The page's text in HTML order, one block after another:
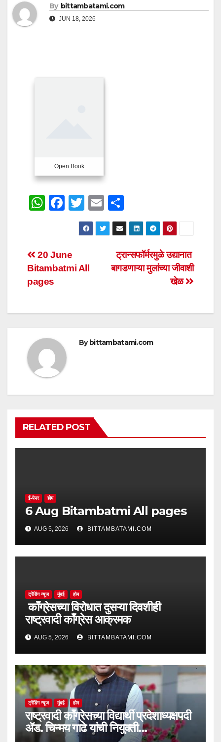
By bittambatami.com
JUN 18, 2026
Open Book
W
s
A
p
F
e
b
k
T
wi
tt
E
m
ail
h
ar
e
Post
navigation
ट्रान्सफॉर्मरमुळे उद्यानात
बागडणाऱ्या मुलांच्या जीवाशी
खेळ
20 June
Bitambatmi All
pages
By bittambatami.com
RELATED POST
ई-पेपर होम
6 Aug Bitambatmi All pages
AUG 5, 2026 BITTAMBATAMI.COM
ट्रेंडिंग न्यूज मुंबई होम
काँग्रेसच्या विरोधात दुसऱ्या दिवशीही
राष्ट्रवादी काँग्रेस आक्रमक
AUG 5, 2026 BITTAMBATAMI.COM
ट्रेंडिंग न्यूज मुंबई होम
राष्ट्रवादी काँग्रेसच्या विद्यार्थी प्रदेशाध्यक्षपदी
ॲड. चिन्मय गाढे यांची नियुक्ती…